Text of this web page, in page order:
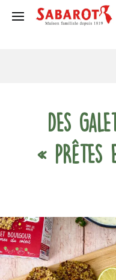
Des
« prêtes